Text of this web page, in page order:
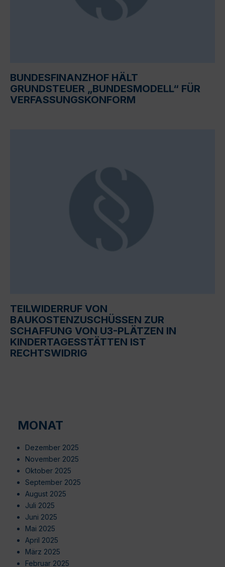
BUNDESFINANZHOF HÄLT
GRUNDSTEUER „BUNDESMODELL“ FÜR
VERFASSUNGSKONFORM
TEILWIDERRUF VON
BAUKOSTENZUSCHÜSSEN ZUR
SCHAFFUNG VON U3-PLÄTZEN IN
KINDERTAGESSTÄTTEN IST
RECHTSWIDRIG
MONAT
Dezember 2025
November 2025
Oktober 2025
September 2025
August 2025
Juli 2025
Juni 2025
Mai 2025
April 2025
März 2025
Februar 2025